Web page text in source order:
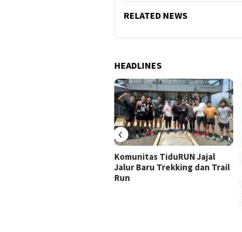
RELATED NEWS
HEADLINES
Komunitas TiduRUN Jajal
Jalur Baru Trekking dan Trail
Run
‹